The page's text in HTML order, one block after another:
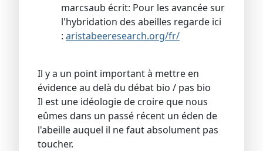
marcsaub écrit: Pour les avancée sur
l'hybridation des abeilles regarde ici
: aristabeeresearch.org/fr/
Il y a un point important à mettre en
évidence au delà du débat bio / pas bio
Il est une idéologie de croire que nous
eûmes dans un passé récent un éden de
l'abeille auquel il ne faut absolument pas
toucher.